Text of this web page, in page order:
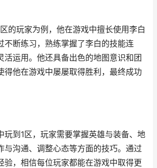
的玩家为例，他在游戏中擅长使用李白
不断练习，熟练掌握了李白的技能连
活运用。他还具备出色的地图意识和团
得他在游戏中屡屡取得胜利，最终成功
玩到1区，玩家需要掌握英雄与装备、地
与沟通、调整心态等方面的技巧。通过
验，相信每位玩家都能在游戏中取得更